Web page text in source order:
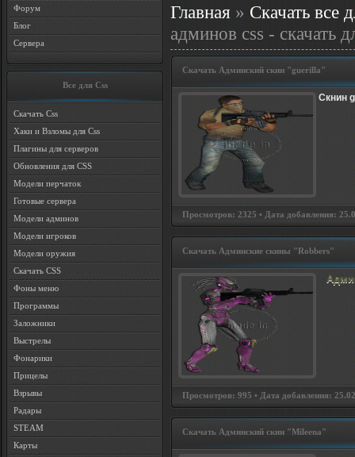
Форум
Блог
Сервера
Все для Css
Скачать Css
Хаки и Взломы для Css
Плагины для серверов
Обновления для CSS
Модели перчаток
Готовые сервера
Модели админов
Модели игроков
Модели оружия
Скачать CSS
Фоны меню
Программы
Заложники
Выстрелы
Фонарики
Прицелы
Взрывы
Радары
STEAM
Карты
Главная » Скачать все
админов css - скачать
Скачать Админский скин "guerilla"
Скнин
Просмотров: 2325 • Дата добавления:
Скачать Админские скины "Robbers"
Просмотров: 995 • Дата добавления:
Скачать Админский скин "Mileena"